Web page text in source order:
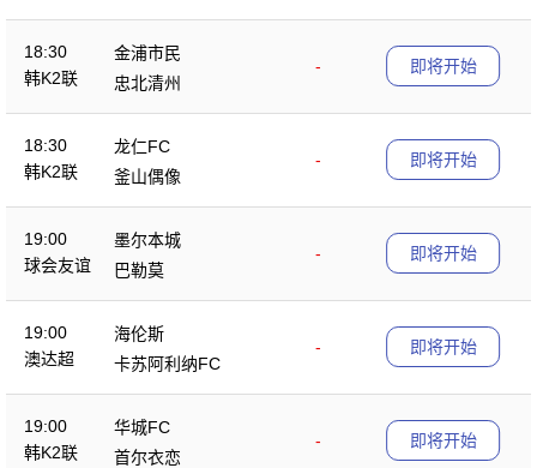
18:30
韩K2联
金浦市民
-
忠北清州
即将开始
18:30
韩K2联
龙仁FC
-
釜山偶像
即将开始
19:00
球会友谊
墨尔本城
-
巴勒莫
即将开始
19:00
澳达超
海伦斯
-
卡苏阿利纳FC
即将开始
19:00
韩K2联
华城FC
-
首尔衣恋
即将开始